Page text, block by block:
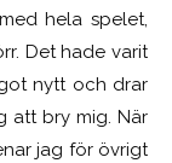
hela spelet,
Det hade varit
nytt och drar
att bry mig. När
jag för övrigt